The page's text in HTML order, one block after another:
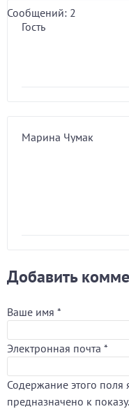
Сообщений: 2
Гость
Марина Чумак
Добавить
Ваше имя *
Электронная почта *
Содержание этого поля
предназначено к показу.